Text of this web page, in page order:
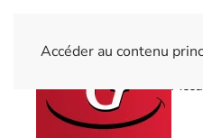
Accéder au contenu